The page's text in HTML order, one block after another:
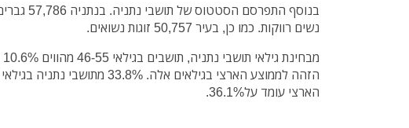
נשים רווקות. כמו כן, בעיר 50,757 זוגות נשואים.
הארצי עומד על36.1%.